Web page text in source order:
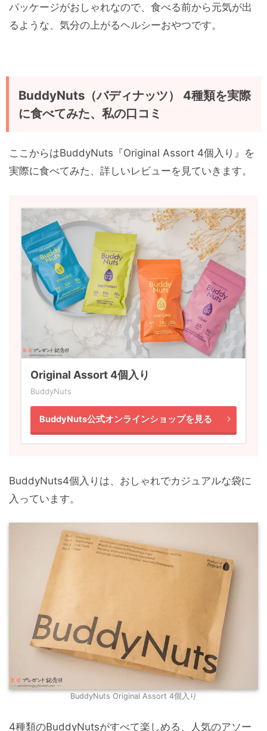
パッケージがおしゃれなので、食べる前から元気が出
るような、気分の上がるヘルシーおやつです。
BuddyNuts（バディナッツ） 4種類を実際
に食べてみた、私の口コミ
ここからはBuddyNuts『Original Assort 4個入り』を
実際に食べてみた、詳しいレビューを見ていきます。
Original Assort 4個入り
BuddyNuts
BuddyNuts公式オンラインショップを見る
BuddyNuts4個入りは、おしゃれでカジュアルな袋に
入っています。
BuddyNuts Original Assort 4個入り
4種類のBuddyNutsがすべて楽しめる、人気のアソー